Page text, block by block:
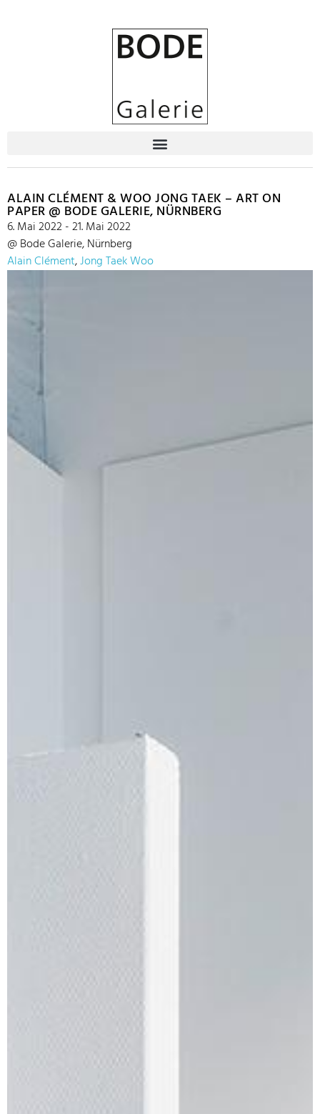
ALAIN CLÉMENT & WOO JONG TAEK – ART ON
PAPER @ BODE GALERIE, NÜRNBERG
6. Mai 2022 - 21. Mai 2022
@ Bode Galerie, Nürnberg
Alain Clément,Jong Taek Woo